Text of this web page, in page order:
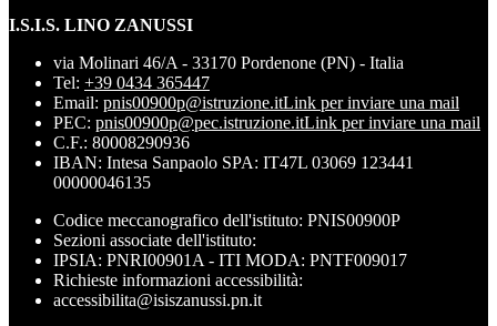
I.S.I.S. LINO ZANUSSI
via Molinari 46/A - 33170 Pordenone (PN) - Italia
Tel: +39 0434 365447
Email: pnis00900p@istruzione.itLink per inviare una mail
PEC: pnis00900p@pec.istruzione.itLink per inviare una mail
C.F.: 80008290936
IBAN: Intesa Sanpaolo SPA: IT47L 03069 123441
00000046135
Codice meccanografico dell'istituto: PNIS00900P
Sezioni associate dell'istituto:
IPSIA: PNRI00901A - ITI MODA: PNTF009017
Richieste informazioni accessibilità:
accessibilita@isiszanussi.pn.it